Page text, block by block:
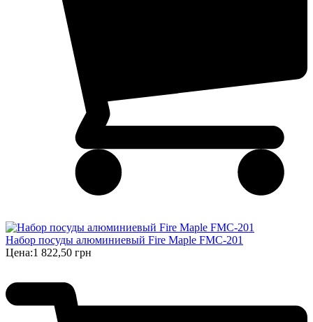
Набор посуды алюминиевый Fire Maple FMC-201
Цена:1 822,50 грн